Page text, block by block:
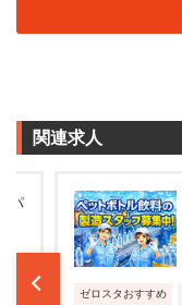
関連求人
パ
ゼロスタおすすめ